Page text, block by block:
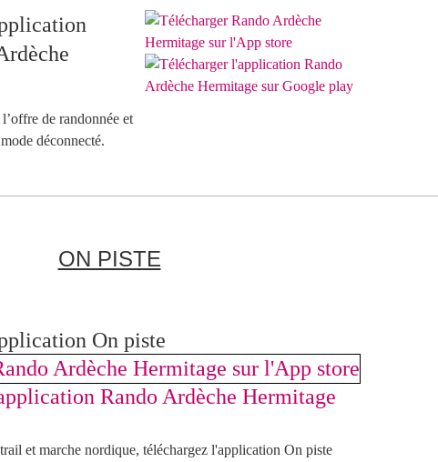
de randonnée et
déconnecté.
ON PISTE
On piste
et marche nordique, téléchargez l'application On piste